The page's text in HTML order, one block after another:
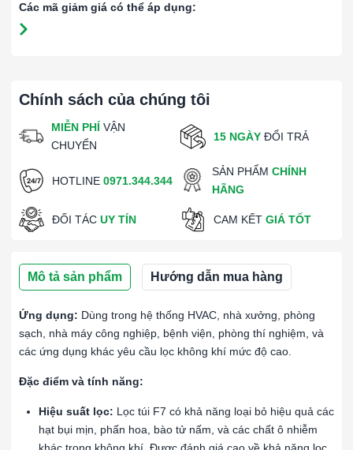
Chính sách của chúng tôi
MIỄN PHÍ VẬN
CHUYỂN
15 NGÀY ĐỔI TRẢ
HOTLINE 0971.344.344
SẢN PHẨMCHÍNH
HÃNG
ĐỐI TÁC UY TÍN CAM KẾT GIÁ TỐT
Mô tả sản phẩm Hướng dẫn mua hàng
Ứng dụng: Dùng trong hệ thống HVAC, nhà xưởng, phòng
sạch, nhà máy công nghiệp, bệnh viện, phòng thí nghiệm, và
các ứng dụng khác yêu cầu lọc không khí mức độ cao.
Đặc điểm và tính năng:
Hiệu suất lọc: Lọc túi F7 có khả năng loại bỏ hiệu quả các
hạt bụi mịn, phấn hoa, bào tử nấm, và các chất ô nhiễm
Các mã giảm giá có thể áp dụng: